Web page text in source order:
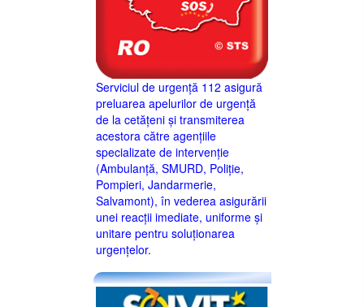
Serviciul de urgență 112 asigură
preluarea apelurilor de urgență
de la cetățeni și transmiterea
acestora către agențiile
specializate de intervenție
(Ambulanță, SMURD, Poliție,
Pompieri, Jandarmerie,
Salvamont), în vederea asigurării
unei reacții imediate, uniforme și
unitare pentru soluționarea
urgențelor.